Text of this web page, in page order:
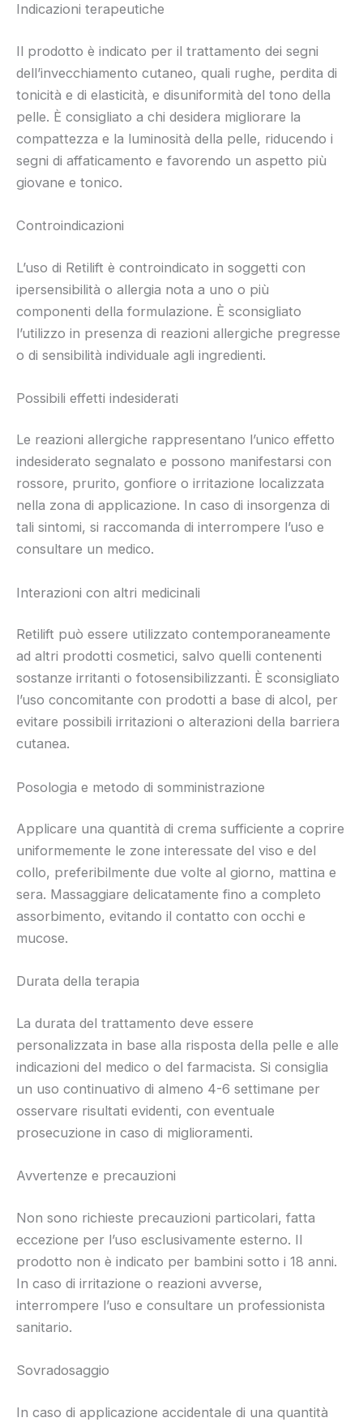
Indicazioni terapeutiche
Il prodotto è indicato per il trattamento dei segni
dell’invecchiamento cutaneo, quali rughe, perdita di
tonicità e di elasticità, e disuniformità del tono della
pelle. È consigliato a chi desidera migliorare la
compattezza e la luminosità della pelle, riducendo i
segni di affaticamento e favorendo un aspetto più
giovane e tonico.
Controindicazioni
L’uso di Retilift è controindicato in soggetti con
ipersensibilità o allergia nota a uno o più
componenti della formulazione. È sconsigliato
l’utilizzo in presenza di reazioni allergiche pregresse
o di sensibilità individuale agli ingredienti.
Possibili effetti indesiderati
Le reazioni allergiche rappresentano l’unico effetto
indesiderato segnalato e possono manifestarsi con
rossore, prurito, gonfiore o irritazione localizzata
nella zona di applicazione. In caso di insorgenza di
tali sintomi, si raccomanda di interrompere l’uso e
consultare un medico.
Interazioni con altri medicinali
Retilift può essere utilizzato contemporaneamente
ad altri prodotti cosmetici, salvo quelli contenenti
sostanze irritanti o fotosensibilizzanti. È sconsigliato
l’uso concomitante con prodotti a base di alcol, per
evitare possibili irritazioni o alterazioni della barriera
cutanea.
Posologia e metodo di somministrazione
Applicare una quantità di crema sufficiente a coprire
uniformemente le zone interessate del viso e del
collo, preferibilmente due volte al giorno, mattina e
sera. Massaggiare delicatamente fino a completo
assorbimento, evitando il contatto con occhi e
mucose.
Durata della terapia
La durata del trattamento deve essere
personalizzata in base alla risposta della pelle e alle
indicazioni del medico o del farmacista. Si consiglia
un uso continuativo di almeno 4-6 settimane per
osservare risultati evidenti, con eventuale
prosecuzione in caso di miglioramenti.
Avvertenze e precauzioni
Non sono richieste precauzioni particolari, fatta
eccezione per l’uso esclusivamente esterno. Il
prodotto non è indicato per bambini sotto i 18 anni.
In caso di irritazione o reazioni avverse,
interrompere l’uso e consultare un professionista
sanitario.
Sovradosaggio
In caso di applicazione accidentale di una quantità